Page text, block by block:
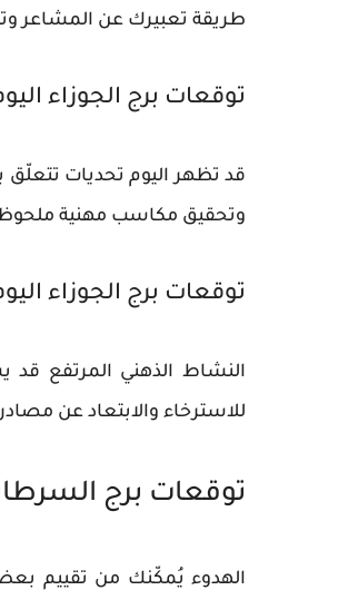
طريقة تعبيرك عن المشاعر
توقعات برج الجوزاء
قد تظهر اليوم تحديات تتعلّق
وتحقيق مكاسب مهنية
توقعات برج الجوزاء
النشاط الذهني المرتفع قد
للاسترخاء والابتعاد عن
توقعات برج
الهدوء يُمكّنك من تقييم